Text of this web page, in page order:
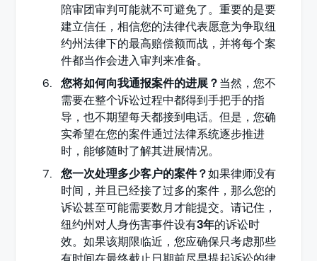
陪审团审判可能就不可避免了。重要的是要
建立信任，相信您的法律代表愿意为争取纽
约州法律下的最高赔偿额而战，并将每个案
件都当作会进入审判来准备。
您将如何向我通报案件的进展？ 当然，您不
需要在整个诉讼过程中都得到手把手的指
导，也不期望每天都接到电话。但是，您确
实希望在您的案件通过法律系统逐步推进
时，能够随时了解其进展情况。
您一次处理多少客户的案件？如果律师没有
时间，并且已经接了过多的案件，那么您的
诉讼甚至可能需要数月才能提交。请记住，
纽约州对人身伤害事件设有3年的诉讼时
效。如果该期限临近，您应确保只考虑那些
有时间在最终截止日期前尽早提起诉讼的律